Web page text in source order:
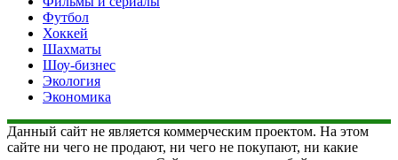
Футбол
Хоккей
Шахматы
Шоу-бизнес
Экология
Экономика
Данный сайт не является коммерческим проектом. На этом
сайте ни чего не продают, ни чего не покупают, ни какие